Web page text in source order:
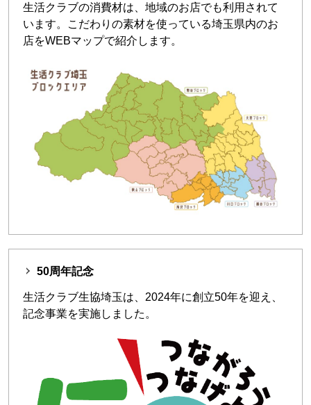
生活クラブの消費材は、地域のお店でも利用されて
います。こだわりの素材を使っている埼玉県内のお
店をWEBマップで紹介します。
50周年記念
生活クラブ生協埼玉は、2024年に創立50年を迎え、
記念事業を実施しました。